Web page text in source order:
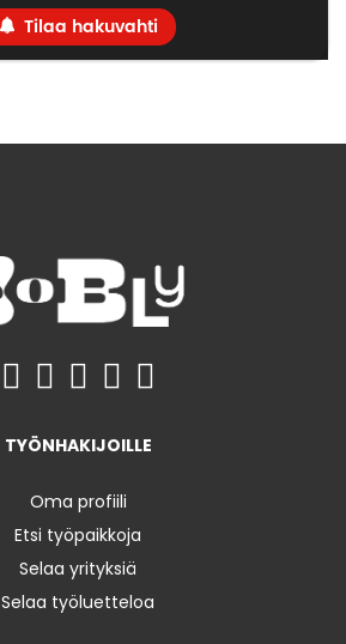
Tilaa hakuvahti
TYÖNHAKIJOILLE
Oma profiili
Etsi työpaikkoja
Selaa yrityksiä
Selaa työluetteloa